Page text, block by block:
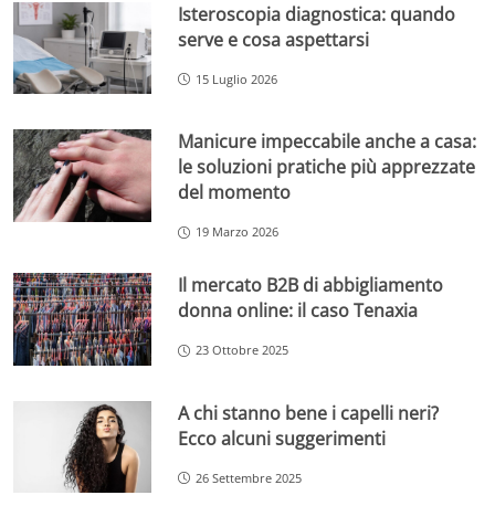
Isteroscopia diagnostica: quando
serve e cosa aspettarsi
15 Luglio 2026
Manicure impeccabile anche a casa:
le soluzioni pratiche più apprezzate
del momento
19 Marzo 2026
Il mercato B2B di abbigliamento
donna online: il caso Tenaxia
23 Ottobre 2025
A chi stanno bene i capelli neri?
Ecco alcuni suggerimenti
26 Settembre 2025